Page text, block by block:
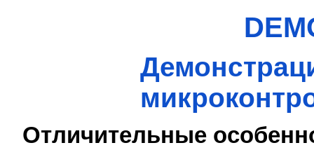
Отличительные